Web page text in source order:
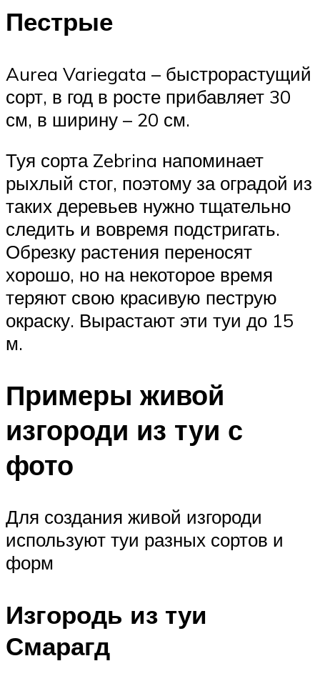
Пестрые
Aurea Variegata – быстрорастущий
сорт, в год в росте прибавляет 30
см, в ширину – 20 см.
Туя сорта Zebrina напоминает
рыхлый стог, поэтому за оградой из
таких деревьев нужно тщательно
следить и вовремя подстригать.
Обрезку растения переносят
хорошо, но на некоторое время
теряют свою красивую пеструю
окраску. Вырастают эти туи до 15
м.
Примеры живой
изгороди из туи с
фото
Для создания живой изгороди
используют туи разных сортов и
форм
Изгородь из туи
Смарагд